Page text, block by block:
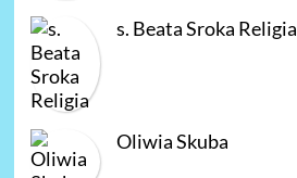
s. Beata Sroka Religia
Oliwia Skuba